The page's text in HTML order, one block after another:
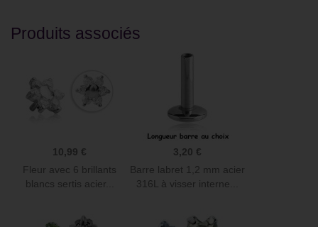
Produits associés
10,99 €
Fleur avec 6 brillants
blancs sertis acier...
3,20 €
Barre labret 1,2 mm acier
316L à visser interne...